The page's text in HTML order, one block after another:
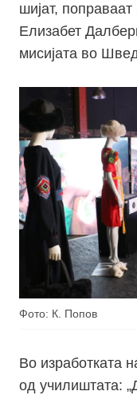
шијат,
Елизабет
мисијата во
Фото: К. Попов
Во изработката
од училиштата: